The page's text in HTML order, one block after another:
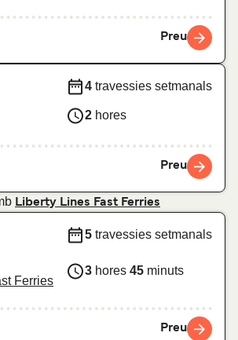
Preu
4 travessies setmanals
2 hores
Preu
Liberty Lines Fast Ferries
Ferries
5 travessies setmanals
3 hores 45 minuts
Preu